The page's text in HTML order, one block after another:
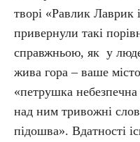
творі «Равлик Лаврик
привернули такі
справжньою, як у
жива гора – ваше
«петрушка
над ним тривожні
підошва». Вдатності